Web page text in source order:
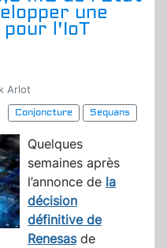
une
pour l'IoT
Arlot
Conjoncture
Sequans
Quelques
semaines après
l’annonce de la
décision
définitive de
Renesasde